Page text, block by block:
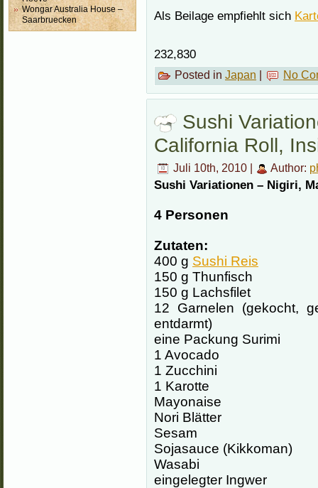
Wongar Australia House –
Saarbruecken
Als Beilage empfiehlt sich
232,830
Posted in Japan No
Sushi
California Roll,
Juli 10th, 2010 | Author:
Sushi Variationen – Nigiri,
4 Personen
Zutaten:
400 g Sushi Reis
150 g Thunfisch
150 g Lachsfilet
12 Garnelen (gekocht,
entdarmt)
eine Packung Surimi
1 Avocado
1 Zucchini
1 Karotte
Mayonaise
Nori Blätter
Sesam
Sojasauce (Kikkoman)
Wasabi
eingelegter Ingwer